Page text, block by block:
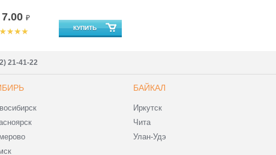
7.00 ₽
21-41-22
БАЙКАЛ
Иркутск
Чита
Улан-Удэ